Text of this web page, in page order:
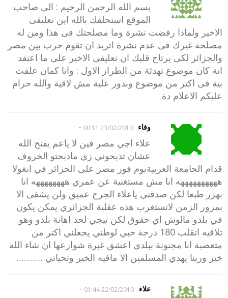
بسم الله الرحمن الرحيم : الى صاحب
الموقع استحلفك بالله اين تعليقى
الاخير ولماذا رفضت نشرة وما مصلحتك فى هذا ومن له
مصلحة غيرك فى عدم نشرة اتريد ان تقوم حرب بين مصر
والجزائر لكى يرتاح قلبك ان تعليقى الاخير على ما اعتقد
انة كان موضوع تهدئة من الطراز الاول : وانا كمان علقت
بية فى اكتر من موضوع وبدور علية مش لاقية والله حرام
عليكم الاعلام دة
وفاء 23/02/2010 00:11
-
علاء اجي مصر فين لا ياعم يفتح الله
عشان تذبحوني زي ماذبحتو الخروف
قدام الجامعة العربيةيوم فوز مصر على الجزائر في انغولا
ههههههههههه انا مش مستغنية عن عمري ههههههههه انا
بهزر طبعا لكن صدقني ياعلاء الجرح عميق ولن يشفى الا
بمرور الزمن لاتستغرب هذه عقلية الجزائري يمكن يكون
في بلدو مالوش اي حقوق لكن تيجي لحد اهانة بلدو وهو
تلاقيه اتقلب 180 درجة حبي لوطني يجعلني اكتر من
متعصبة انا مجنونة ببلدي اعشق غبرة شوارعها ان شاء الله
خير وربنا يهدي المسلمين الا مافيه الخير وتحياتي…………
علاء 22/02/2010 01:44
-